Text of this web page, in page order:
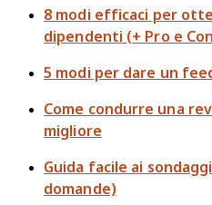
8 modi efficaci per
dipendenti (+ Pro e
5 modi per dare un
Come condurre una
migliore
Guida facile ai
domande)